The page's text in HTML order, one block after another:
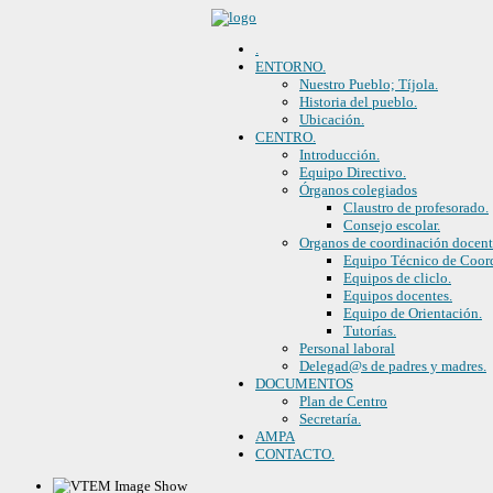
.
ENTORNO.
Nuestro Pueblo; Tíjola.
Historia del pueblo.
Ubicación.
CENTRO.
Introducción.
Equipo Directivo.
Órganos colegiados
Claustro de profesorado.
Consejo escolar.
Organos de coordinación
Equipo Técnico de
Equipos de cliclo.
Equipos docentes.
Equipo de Orientación.
Tutorías.
Personal laboral
Delegad@s de padres y madres.
DOCUMENTOS
Plan de Centro
Secretaría.
AMPA
CONTACTO.